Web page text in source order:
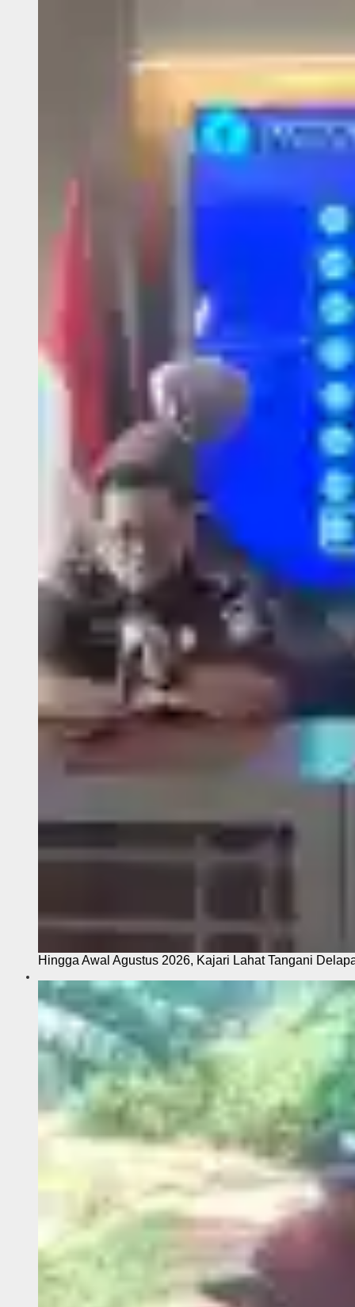
Hingga Awal Agustus 2026, Kajari Lahat Tangani